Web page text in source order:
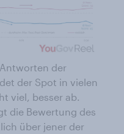
der
der Spot in vielen
viel, besser ab.
die Bewertung des
über jener der